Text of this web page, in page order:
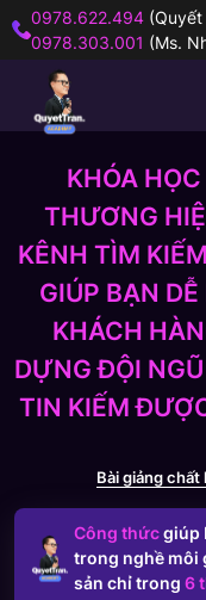
0978.622.494 (Quyết
0978.303.001 (Ms.
KHÓA
THƯƠNG
KÊNH TÌM
GIÚP BẠN
KHÁCH
DỰNG ĐỘI
TIN KIẾM
Bài giảng
Công thứcgiúp
trong nghề môi
sản chỉ trong 6